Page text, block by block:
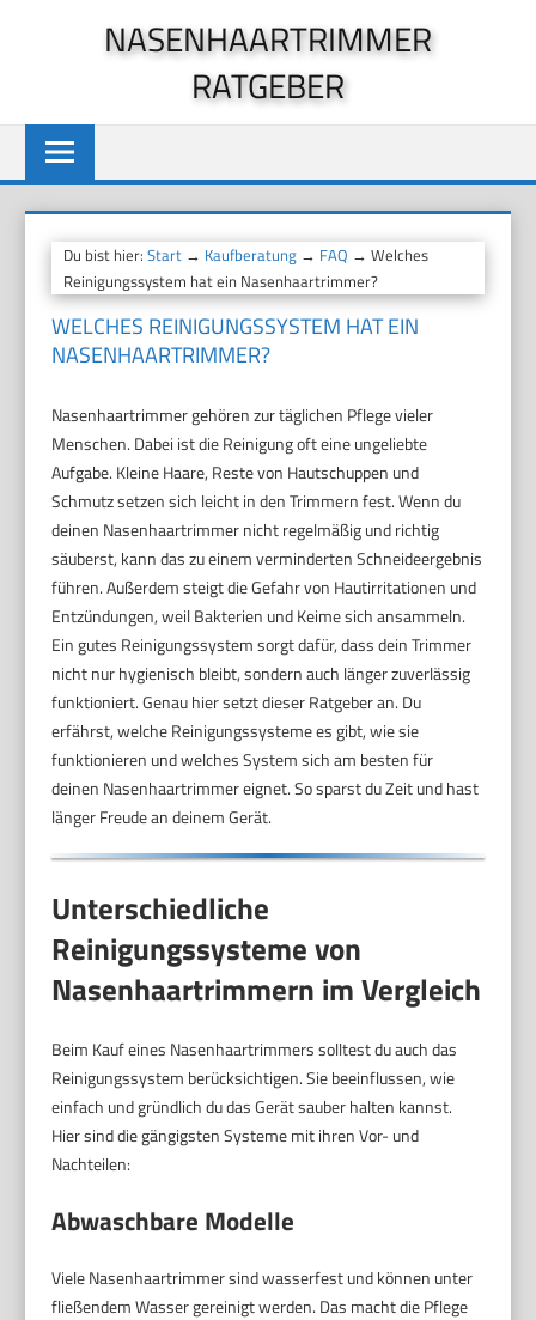
NASENHAARTRIMMER
RATGEBER
Du bist hier:Start → Kaufberatung → FAQ → Welches
Reinigungssystem hat ein Nasenhaartrimmer?
WELCHES REINIGUNGSSYSTEM HAT EIN
NASENHAARTRIMMER?
Nasenhaartrimmer gehören zur täglichen Pflege vieler
Menschen. Dabei ist die Reinigung oft eine ungeliebte
Aufgabe. Kleine Haare, Reste von Hautschuppen und
Schmutz setzen sich leicht in den Trimmern fest. Wenn du
deinen Nasenhaartrimmer nicht regelmäßig und richtig
säuberst, kann das zu einem verminderten Schneideergebnis
führen. Außerdem steigt die Gefahr von Hautirritationen und
Entzündungen, weil Bakterien und Keime sich ansammeln.
Ein gutes Reinigungssystem sorgt dafür, dass dein Trimmer
nicht nur hygienisch bleibt, sondern auch länger zuverlässig
funktioniert. Genau hier setzt dieser Ratgeber an. Du
erfährst, welche Reinigungssysteme es gibt, wie sie
funktionieren und welches System sich am besten für
deinen Nasenhaartrimmer eignet. So sparst du Zeit und hast
länger Freude an deinem Gerät.
Unterschiedliche
Reinigungssysteme von
Nasenhaartrimmern im Vergleich
Beim Kauf eines Nasenhaartrimmers solltest du auch das
Reinigungssystem berücksichtigen. Sie beeinflussen, wie
einfach und gründlich du das Gerät sauber halten kannst.
Hier sind die gängigsten Systeme mit ihren Vor- und
Nachteilen:
Abwaschbare Modelle
Viele Nasenhaartrimmer sind wasserfest und können unter
fließendem Wasser gereinigt werden. Das macht die Pflege